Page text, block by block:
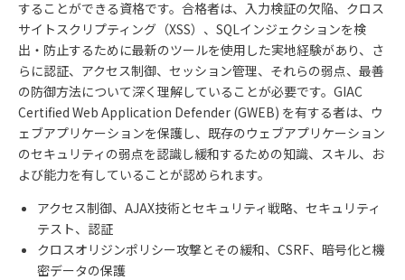
することができる資格です。合格者は、入力検証の欠陥、クロス
サイトスクリプティング（XSS）、 SQLインジェクションを検
出・防止するために最新のツールを使用した実地経験があり、さ
らに認証、アクセス制御、セッション管理、それらの弱点、最善
の防御方法について深く理解していることが必要です。GIAC
Certified Web Application Defender (GWEB) を有する者は、ウ
ェブアプリケーションを保護し、既存のウェブアプリケーション
のセキュリティの弱点を認識し緩和するための知識、スキル、お
よび能力を有していることが認められます。
アクセス制御、 AJAX技術とセキュリティ戦略、セキュリティ
テスト、認証
クロスオリジンポリシー攻撃とその緩和、 CSRF、暗号化と機
密データの保護